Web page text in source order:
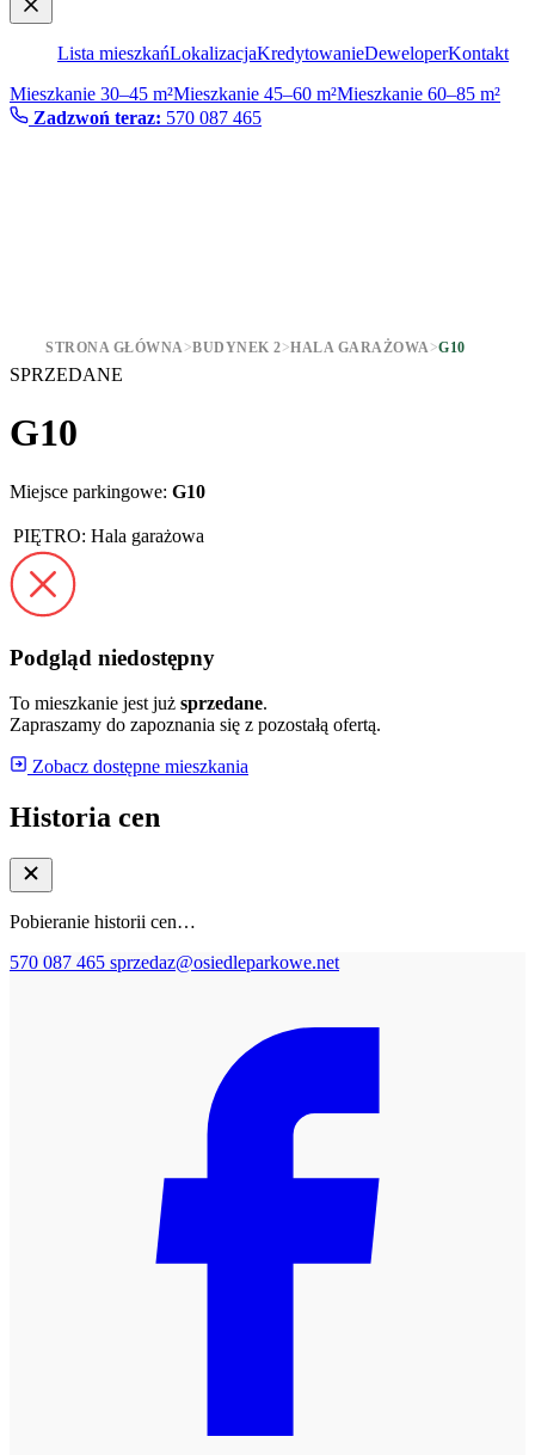
Lista mieszkańLokalizacjaKredytowanieDeweloperKontakt
Mieszkanie 30–45 m²Mieszkanie 45–60 m²Mieszkanie 60–85 m²
Zadzwoń teraz: 570 087 465
STRONA GŁÓWNA>BUDYNEK 2>HALA GARAŻOWA>G10
SPRZEDANE
G10
Miejsce parkingowe: G10
PIĘTRO: Hala garażowa
Podgląd niedostępny
To mieszkanie jest już sprzedane.
Zapraszamy do zapoznania się z pozostałą ofertą.
Zobacz dostępne mieszkania
Historia cen
Pobieranie historii cen…
570 087 465 sprzedaz@osiedleparkowe.net